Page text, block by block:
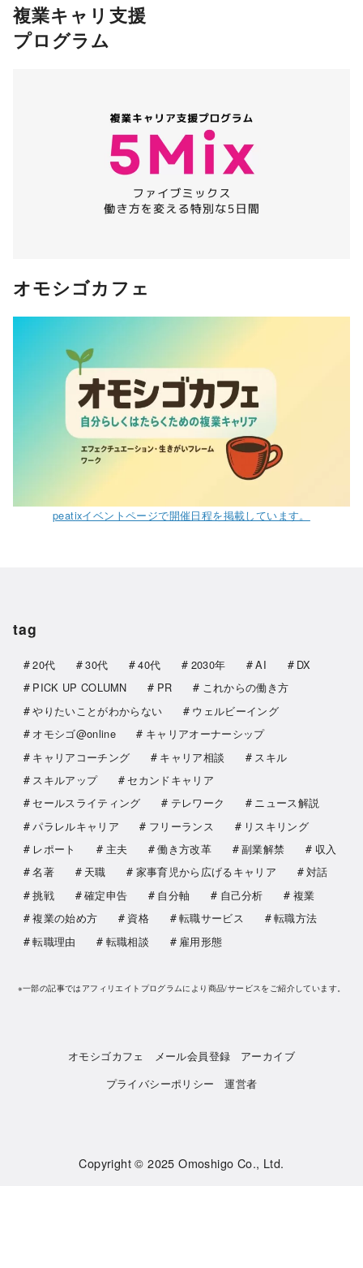
複業キャリ支援
プログラム
オモシゴカフェ
peatixイベントページで開催日程を掲載しています。
tag
20代 30代 40代 2030年 AI
DX
PICK UP COLUMN
PR
これからの働き方
やりたいことがわからない
ウェルビーイング
オモシゴ@online
キャリアオーナーシップ
キャリアコーチング
キャリア相談
スキル
スキルアップ
セカンドキャリア
セールスライティング
テレワーク
ニュース解説
パラレルキャリア
フリーランス
リスキリング
レポート
主夫 働き方改革 副業解禁
収入
名著
天職 家事育児から広げるキャリア
対話
挑戦
確定申告 自分軸 自己分析
複業
複業の始め方
資格 転職サービス
転職方法
転職理由
転職相談 雇用形態
※一部の記事ではアフィリエイトプログラムにより商品/サービスをご紹介しています。
オモシゴカフェ メール会員登録
アーカイブ
プライバシーポリシー
運営者
Copyright © 2025Omoshigo Co., Ltd.